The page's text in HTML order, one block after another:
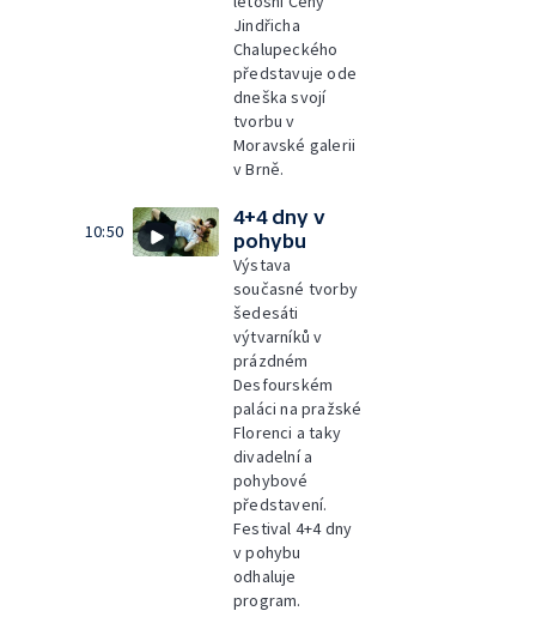
Jindřicha
Chalupeckého
představuje ode
dneška svojí
tvorbu v
Moravské galerii
v Brně.
10:50
4+4 dny v
pohybu
Výstava
současné tvorby
šedesáti
výtvarníků v
prázdném
Desfourském
paláci na pražské
Florenci a taky
divadelní a
pohybové
představení.
Festival 4+4 dny
v pohybu
odhaluje
program.